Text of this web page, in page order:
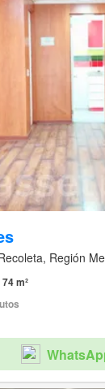
Región
74 m²